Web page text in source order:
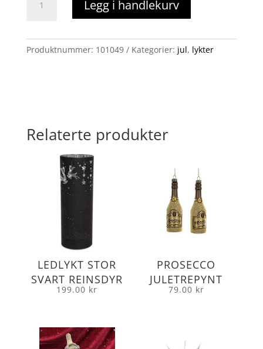
grønn
Legg i handlekurv
Produktnummer: 101049 Kategorier: jul, lykter
Relaterte produkter
LEDLYKT STOR
SVART REINSDYR
199.00 kr
PROSECCO
JULETREPYNT
79.00 kr